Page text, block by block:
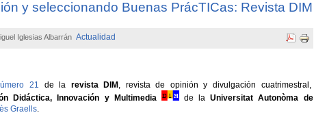
y seleccionando Buenas PrácTICas: Revista DIM
Iglesias Albarrán Actualidad
21 de la revista DIM , revista de opinión y divulgación cuatrimestral,
Didáctica, Innovación y Multimedia de laUniversitat Autonòma de
Graells.